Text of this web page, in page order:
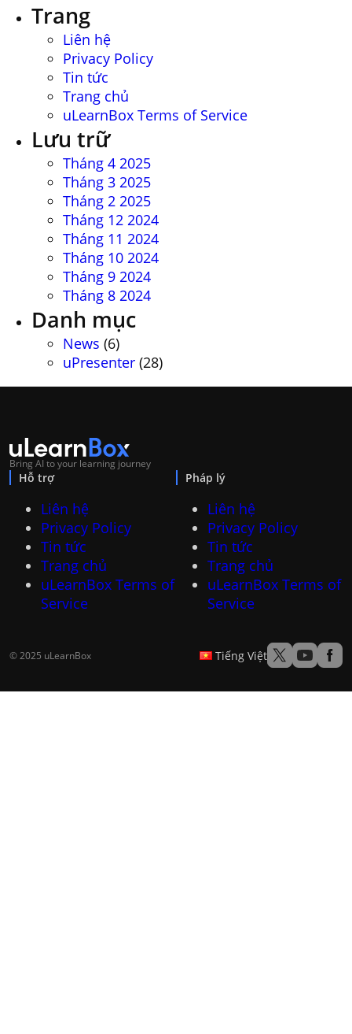
cho:
Trang
Liên hệ
Privacy Policy
Tin tức
Trang chủ
uLearnBox Terms of Service
Lưu trữ
Tháng 4 2025
Tháng 3 2025
Tháng 2 2025
Tháng 12 2024
Tháng 11 2024
Tháng 10 2024
Tháng 9 2024
Tháng 8 2024
Danh mục
News (6)
uPresenter (28)
Bring AI to your learning journey
Hỗ trợ
Liên hệ
Privacy Policy
Tin tức
Trang chủ
uLearnBox Terms of
Service
Pháp lý
Liên hệ
Privacy Policy
Tin tức
Trang chủ
uLearnBox Terms of
Service
© 2025 uLearnBox Tiếng Việt